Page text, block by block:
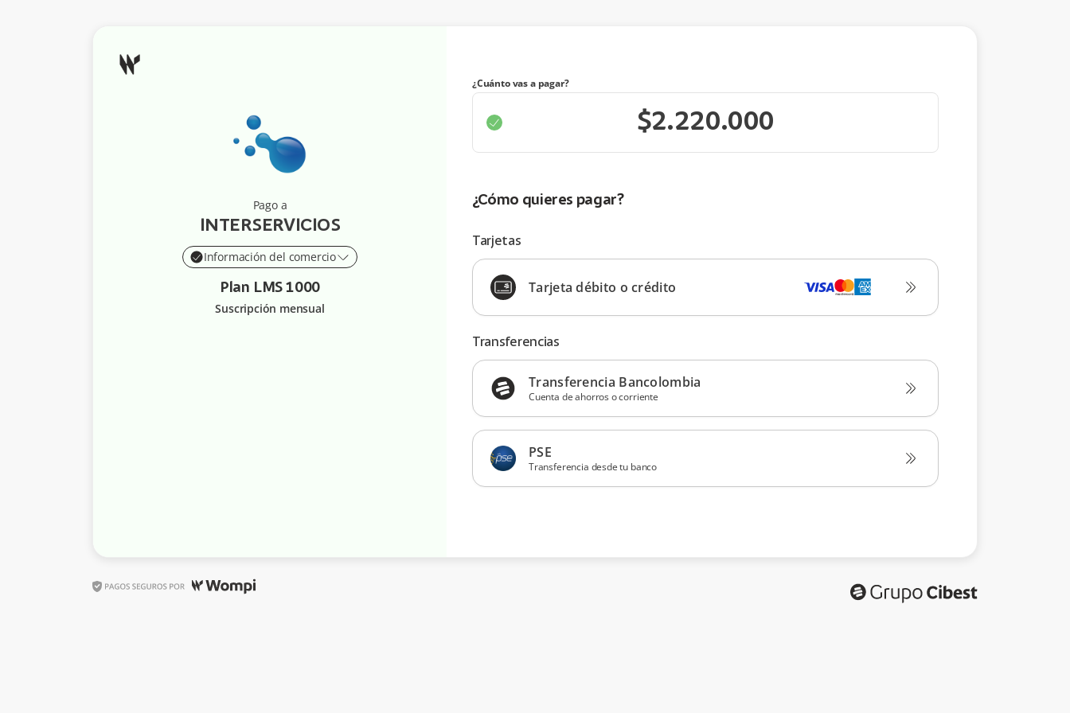
Pago a
INTERSERVICIOS
Información del comercio
Plan LMS 1000
Suscripción mensual
¿Cuánto vas a pagar?
¿Cómo quieres pagar?
Tarjetas
Tarjeta débito o crédito
Transferencias
Transferencia Bancolombia
Cuenta de ahorros o corriente
PSE
Transferencia desde tu banco